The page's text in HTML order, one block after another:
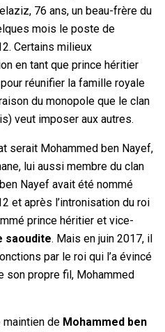
76 ans, un beau-frère du
mois le poste de
Certains milieux
en tant que prince héritier
réunifier la famille royale
du monopole que le clan
veut imposer aux autres.
serait Mohammed ben Nayef,
lui aussi membre du clan
Nayef avait été nommé
et après l’intronisation du roi
prince héritier et vice-
saoudite. Mais en juin 2017, il
par le roi qui l’a évincé
son propre fil, Mohammed
maintien de Mohammed ben